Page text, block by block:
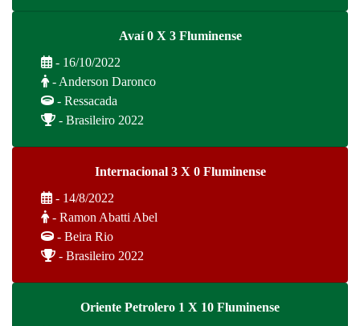
Avaí 0 X 3 Fluminense
- 16/10/2022
- Anderson Daronco
- Ressacada
- Brasileiro 2022
Internacional 3 X 0 Fluminense
- 14/8/2022
- Ramon Abatti Abel
- Beira Rio
- Brasileiro 2022
Oriente Petrolero 1 X 10 Fluminense